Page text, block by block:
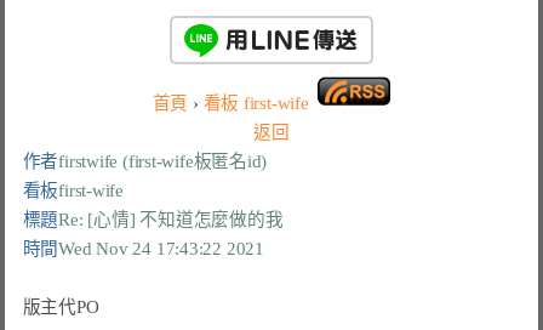
首頁 › 看板 first-wife
返回
作者firstwife (first-wife板匿名id)
看板first-wife
標題Re: [心情] 不知道怎麼做的我
時間Wed Nov 24 17:43:22 2021
版主代PO